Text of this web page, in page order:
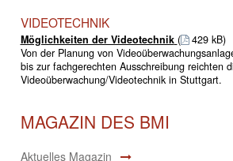
VIDEOTECHNIK
Möglichkeiten der Videotechnik (
429 kB)
Von der Planung von
bis zur fachgerechten Ausschreibung reichten
Videoüberwachung/Videotechnik in Stuttgart.
MAGAZIN DES BMI
Aktuelles Magazin